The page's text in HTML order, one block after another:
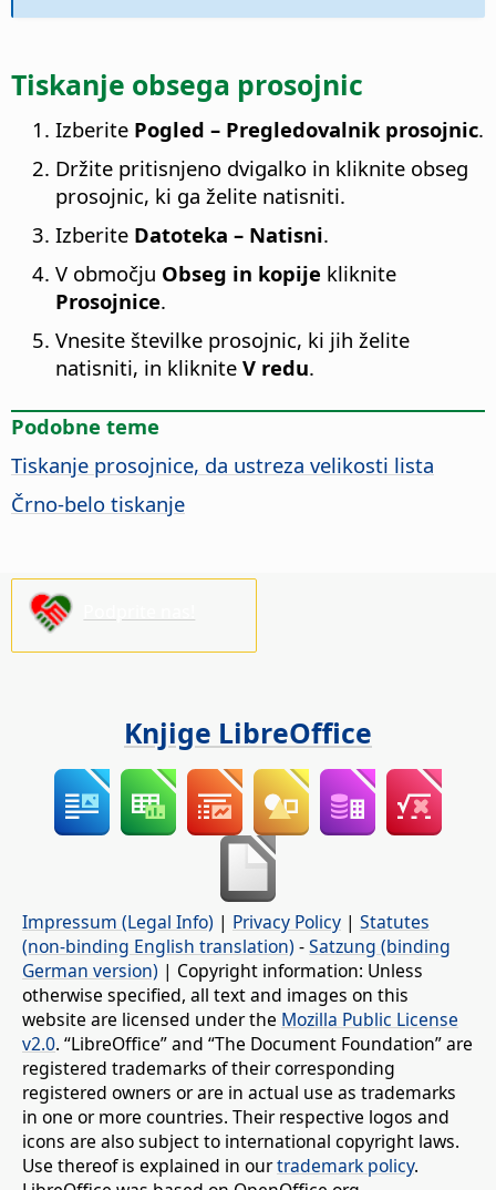
Tiskanje obsega prosojnic
Izberite Pogled – Pregledovalnik prosojnic.
Držite pritisnjeno dvigalko in kliknite obseg
prosojnic, ki ga želite natisniti.
Izberite Datoteka – Natisni.
V območju Obseg in kopije kliknite
Prosojnice.
Vnesite številke prosojnic, ki jih želite
natisniti, in kliknite V redu.
Podobne teme
Tiskanje prosojnice, da ustreza velikosti lista
Črno-belo tiskanje
Knjige LibreOffice
Impressum (Legal Info) | Privacy Policy | Statutes
(non-binding English translation) -Satzung (binding
German version) | Copyright information: Unless
otherwise specified, all text and images on this
website are licensed under the Mozilla Public License
v2.0. “LibreOffice” and “The Document Foundation” are
registered trademarks of their corresponding
registered owners or are in actual use as trademarks
in one or more countries. Their respective logos and
icons are also subject to international copyright laws.
Use thereof is explained in ourtrademark policy.